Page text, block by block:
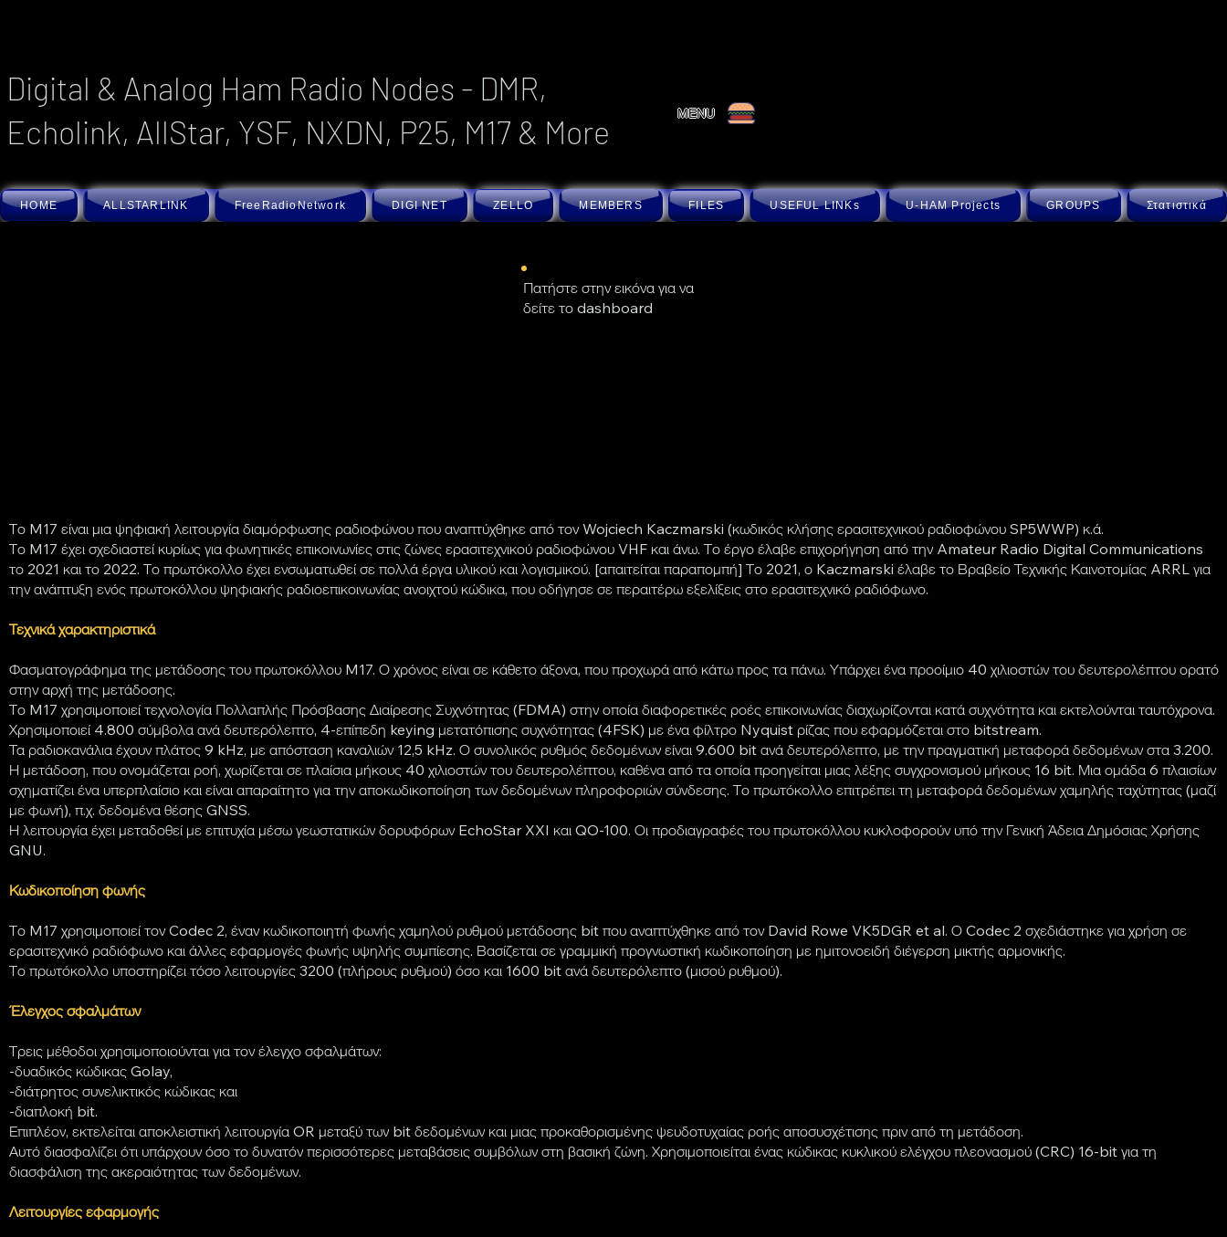
HOME ALLSTARLINK FreeRadioNetwork DIGI NET ZELLO MEMBERS FILES USEFUL LINKs U-HAM Projects GROUPS Στατιστικά
Digital & Analog Ham Radio Nodes - DMR,
Echolink, AllStar, YSF, NXDN, P25, M17 & More
MENU
Πατήστε στην εικόνα για να
δείτε το dashboard
Το M17 είναι μια ψηφιακή λειτουργία διαμόρφωσης ραδιοφώνου που αναπτύχθηκε από τον Wojciech Kaczmarski (κωδικός κλήσης ερασιτεχνικού ραδιοφώνου SP5WWP) κ.ά.
Το M17 έχει σχεδιαστεί κυρίως για φωνητικές επικοινωνίες στις ζώνες ερασιτεχνικού ραδιοφώνου VHF και άνω. Το έργο έλαβε επιχορήγηση από την Amateur Radio Digital Communications
το 2021 και το 2022. Το πρωτόκολλο έχει ενσωματωθεί σε πολλά έργα υλικού και λογισμικού. [απαιτείται παραπομπή] Το 2021, ο Kaczmarski έλαβε το Βραβείο Τεχνικής Καινοτομίας ARRL για
την ανάπτυξη ενός πρωτοκόλλου ψηφιακής ραδιοεπικοινωνίας ανοιχτού κώδικα, που οδήγησε σε περαιτέρω εξελίξεις στο ερασιτεχνικό ραδιόφωνο.
Τεχνικά χαρακτηριστικά
Φασματογράφημα της μετάδοσης του πρωτοκόλλου M17. Ο χρόνος είναι σε κάθετο άξονα, που προχωρά από κάτω προς τα πάνω. Υπάρχει ένα προοίμιο 40 χιλιοστών του δευτερολέπτου ορατό
στην αρχή της μετάδοσης.
Το M17 χρησιμοποιεί τεχνολογία Πολλαπλής Πρόσβασης Διαίρεσης Συχνότητας (FDMA) στην οποία διαφορετικές ροές επικοινωνίας διαχωρίζονται κατά συχνότητα και εκτελούνται ταυτόχρονα.
Χρησιμοποιεί 4.800 σύμβολα ανά δευτερόλεπτο, 4-επίπεδη keying μετατόπισης συχνότητας (4FSK) με ένα φίλτρο Nyquist ρίζας που εφαρμόζεται στο bitstream.
Τα ραδιοκανάλια έχουν πλάτος 9 kHz, με απόσταση καναλιών 12,5 kHz. Ο συνολικός ρυθμός δεδομένων είναι 9.600 bit ανά δευτερόλεπτο, με την πραγματική μεταφορά δεδομένων στα 3.200.
Η μετάδοση, που ονομάζεται ροή, χωρίζεται σε πλαίσια μήκους 40 χιλιοστών του δευτερολέπτου, καθένα από τα οποία προηγείται μιας λέξης συγχρονισμού μήκους 16 bit. Μια ομάδα 6 πλαισίων
σχηματίζει ένα υπερπλαίσιο και είναι απαραίτητο για την αποκωδικοποίηση των δεδομένων πληροφοριών σύνδεσης. Το πρωτόκολλο επιτρέπει τη μεταφορά δεδομένων χαμηλής ταχύτητας (μαζί
με φωνή), π.χ. δεδομένα θέσης GNSS.
Η λειτουργία έχει μεταδοθεί με επιτυχία μέσω γεωστατικών δορυφόρων EchoStar XXI και QO-100. Οι προδιαγραφές του πρωτοκόλλου κυκλοφορούν υπό την Γενική Άδεια Δημόσιας Χρήσης
GNU.
Κωδικοποίηση φωνής
Το M17 χρησιμοποιεί τον Codec 2, έναν κωδικοποιητή φωνής χαμηλού ρυθμού μετάδοσης bit που αναπτύχθηκε από τον David Rowe VK5DGR et al. Ο Codec 2 σχεδιάστηκε για χρήση σε
ερασιτεχνικό ραδιόφωνο και άλλες εφαρμογές φωνής υψηλής συμπίεσης. Βασίζεται σε γραμμική προγνωστική κωδικοποίηση με ημιτονοειδή διέγερση μικτής αρμονικής.
Το πρωτόκολλο υποστηρίζει τόσο λειτουργίες 3200 (πλήρους ρυθμού) όσο και 1600 bit ανά δευτερόλεπτο (μισού ρυθμού).
Έλεγχος σφαλμάτων
Τρεις μέθοδοι χρησιμοποιούνται για τον έλεγχο σφαλμάτων:
-δυαδικός κώδικας Golay,
-διάτρητος συνελικτικός κώδικας και
-διαπλοκή bit.
Επιπλέον, εκτελείται αποκλειστική λειτουργία OR μεταξύ των bit δεδομένων και μιας προκαθορισμένης ψευδοτυχαίας ροής αποσυσχέτισης πριν από τη μετάδοση.
Αυτό διασφαλίζει ότι υπάρχουν όσο το δυνατόν περισσότερες μεταβάσεις συμβόλων στη βασική ζώνη. Χρησιμοποιείται ένας κώδικας κυκλικού ελέγχου πλεονασμού (CRC) 16-bit για τη
διασφάλιση της ακεραιότητας των δεδομένων.
Λειτουργίες εφαρμογής